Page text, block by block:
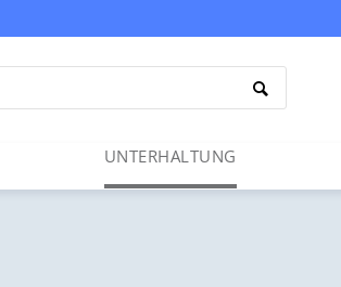
UNTER­HAL­TUNG